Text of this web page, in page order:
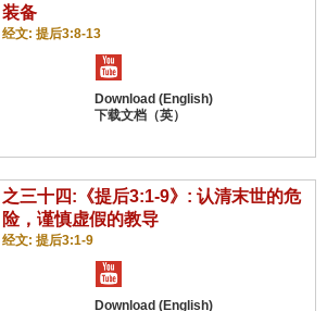
装备
经文: 提后3:8-13
之三十四:《提后3:1-9》: 认清末世的危
险，谨慎虚假的教导
经文: 提后3:1-9